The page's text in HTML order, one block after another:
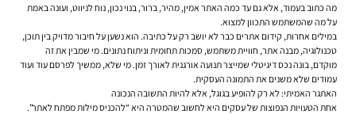
מה כתוב בעמוד, אלא גם עד כמה האתר אמין, מהיר, ברור, בנוי נכון, נוח לניווט, ועונה באמת
על מה שהמשתמש התכוון למצוא.
במילים אחרות, קידום אתרים כבר לא יושב רק על כתיבה. הוא נשען על חיבור מדויק בין תוכן,
טכנולוגיה, מבנה אתר, חוויית משתמש, סמכות תחומית וניתוח נתונים. מי שמבין את זה
מוקדם, בונה נכס דיגיטלי שמייצר תנועה אורגנית לאורך זמן. מי שלא, ממשיך לפרסם עוד ועוד
עמודים שלא משנים את התמונה העסקית.
האתגר האמיתי: לא רק להופיע בגוגל, אלא להיות התשובה הנכונה
אחת הטעויות הנפוצות של עסקים היא לחשוב שהמטרה היא “להכניס מילות מפתח לאתר”.